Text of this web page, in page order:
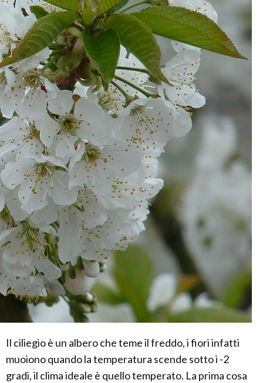
Il ciliegio è un albero che teme il freddo, i fiori infatti
muoiono quando la temperatura scende sotto i -2
gradi, il clima ideale è quello temperato. La prima cosa